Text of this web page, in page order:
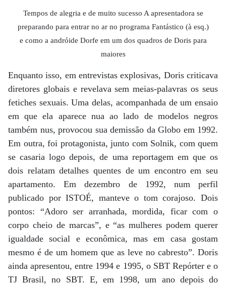
Tempos de alegria e de muito sucesso A apresentadora se
preparando para entrar no ar no programa Fantástico (à esq.)
e como a andróide Dorfe em um dos quadros de Doris para
maiores
Enquanto isso, em entrevistas explosivas, Doris criticava
diretores globais e revelava sem meias-palavras os seus
fetiches sexuais. Uma delas, acompanhada de um ensaio
em que ela aparece nua ao lado de modelos negros
também nus, provocou sua demissão da Globo em 1992.
Em outra, foi protagonista, junto com Solnik, com quem
se casaria logo depois, de uma reportagem em que os
dois relatam detalhes quentes de um encontro em seu
apartamento. Em dezembro de 1992, num perfil
publicado por ISTOÉ, manteve o tom corajoso. Dois
pontos: “Adoro ser arranhada, mordida, ficar com o
corpo cheio de marcas”, e “as mulheres podem querer
igualdade social e econômica, mas em casa gostam
mesmo é de um homem que as leve no cabresto”. Doris
ainda apresentou, entre 1994 e 1995, o SBT Repórter e o
TJ Brasil, no SBT. E, em 1998, um ano depois do